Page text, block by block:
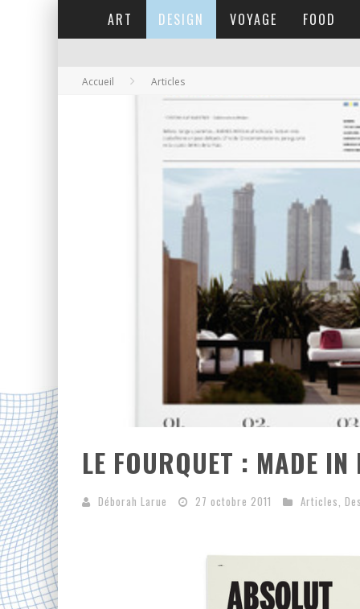
ART DESIGN VOYAGE FOOD
Accueil Articles
LE FOURQUET : MADE IN
Déborah Larue 27 octobre 2011 Articles,